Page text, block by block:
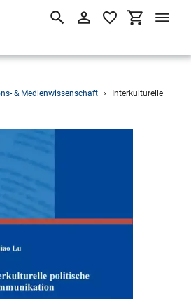
SuchenEinloggen
& Medienwissenschaft ›
Interkulturelle